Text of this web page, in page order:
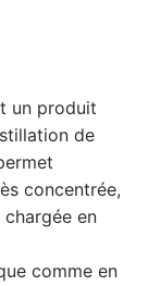
un produit
de
concentrée,
chargée en
comme en